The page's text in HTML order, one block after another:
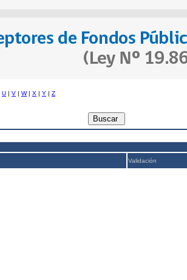
U | V | W| X | Y | Z
Validación